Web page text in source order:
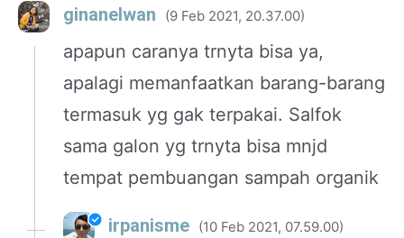
ginanelwan 9 Feb 2021, 20.37.00
apapun caranya trnyta bisa ya,
apalagi memanfaatkan barang-barang
termasuk yg gak terpakai. Salfok
sama galon yg trnyta bisa mnjd
tempat pembuangan sampah organik
irpanisme 10 Feb 2021, 07.59.00